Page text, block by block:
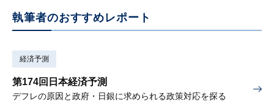
執筆者のおすすめレポート
経済予測
第174回日本経済予測
デフレの原因と政府・日銀に求められる政策対応を探る